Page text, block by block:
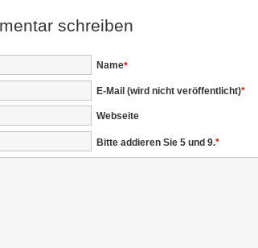
schreiben
Pflichtfeld
Name*
E-Mail (wird nicht veröffentlicht)*
Webseite
Bitte addieren Sie 5 und 9.*